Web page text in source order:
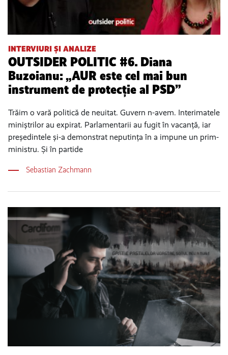
INTERVIURI ȘI ANALIZE
OUTSIDER POLITIC #6. Diana
Buzoianu: „AUR este cel mai bun
instrument de protecție al PSD”
Trăim o vară politică de neuitat. Guvern n-avem. Interimatele
miniștrilor au expirat. Parlamentarii au fugit în vacanță, iar
președintele și-a demonstrat neputința în a impune un prim-
ministru. Și în partide
Sebastian Zachmann